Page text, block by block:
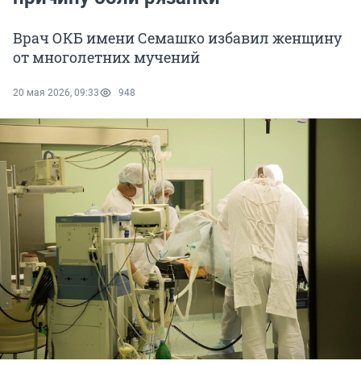
Врач ОКБ имени Семашко избавил женщину
от многолетних мучений
20 мая 2026, 09:33 948